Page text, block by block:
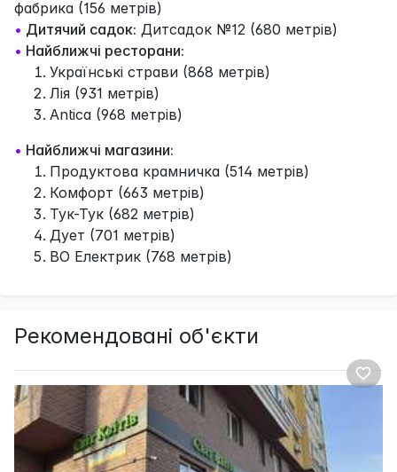
фабрика (156 метрів)
• Дитячий садок: Дитсадок №12 (680 метрів)
• Найближчі ресторани:
Українські страви (868 метрів)
Лія (931 метрів)
Antica (968 метрів)
• Найближчі магазини:
Продуктова крамничка (514 метрів)
Комфорт (663 метрів)
Тук-Тук (682 метрів)
Дует (701 метрів)
ВО Електрик (768 метрів)
Рекомендовані об'єкти